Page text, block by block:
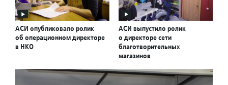
АСИ опубликовало ролик
об операционном директоре
в НКО
АСИ выпустило ролик
о директоре сети
благотворительных
магазинов